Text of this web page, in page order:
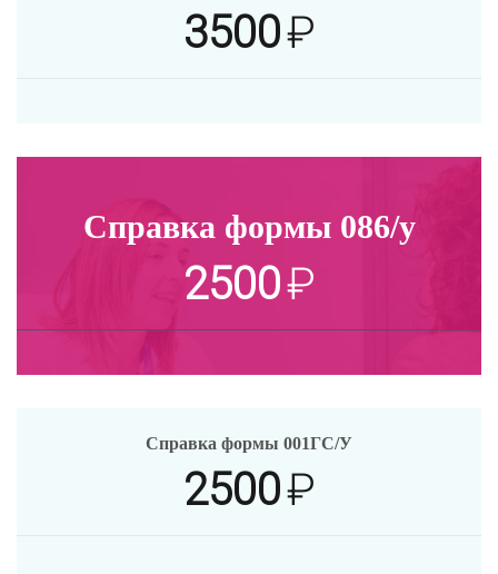
3500₽
Справка формы 086/у
2500₽
Справка формы 001ГС/У
2500₽